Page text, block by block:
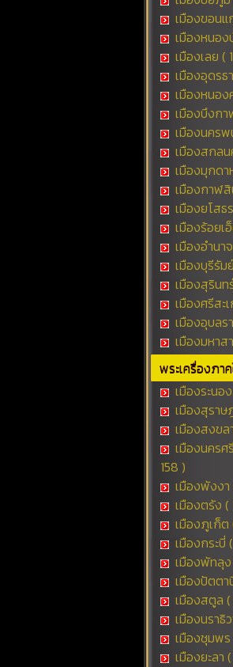
เมืองขอน
เมืองหนอ
เมืองเลย (
เมืองอุดรธ
เมืองหนอง
เมืองบึงก
เมืองนคร
เมืองสกลน
เมืองมุกดา
เมืองกาฬสิ
เมืองยโสธ
เมืองร้อยเ
เมืองอำนา
เมืองบุรีรัม
เมืองสุริน
เมืองศรีสะ
เมืองอุบลร
เมืองมหาส
พระเครื่องภา
เมืองระนอ
เมืองสุราษ
เมืองสงขล
เมืองนครศ
158 )
เมืองพังงา
เมืองตรัง (
เมืองภูเก็ต
เมืองกระบี่
เมืองพัทลุ
เมืองปัตตา
เมืองสตูล
เมืองนราธิ
เมืองชุมพร
เมืองยะลา